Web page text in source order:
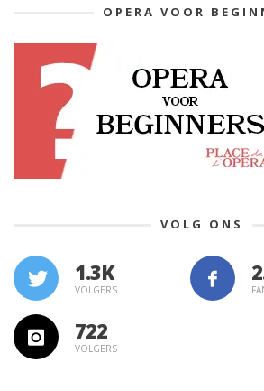
OPERA VOOR
VOLG ONS
1.3K
VOLGERS
722
VOLGERS